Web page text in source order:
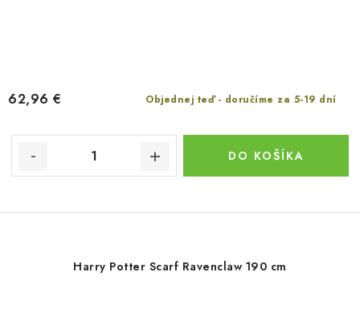
Objednej teď - doručíme za 5-19 dní
62,96 €
DO KOŠÍKA
Harry Potter Scarf Ravenclaw 190 cm